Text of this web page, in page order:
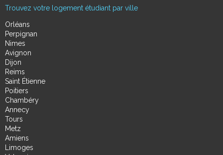
Trouvez votre logement étudiant par ville
Orléans
Perpignan
Nimes
Avignon
Dijon
Reims
Saint Étienne
Poitiers
Chambéry
Annecy
Tours
Metz
Amiens
Limoges